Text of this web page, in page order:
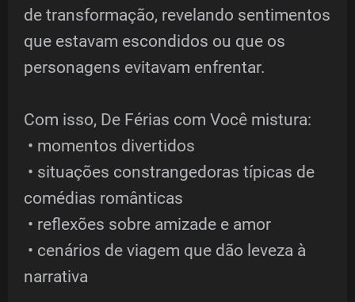
de transformação, revelando sentimentos
que estavam escondidos ou que os
personagens evitavam enfrentar.
Com isso, De Férias com Você mistura:
• momentos divertidos
• situações constrangedoras típicas de
comédias românticas
• reflexões sobre amizade e amor
• cenários de viagem que dão leveza à
narrativa